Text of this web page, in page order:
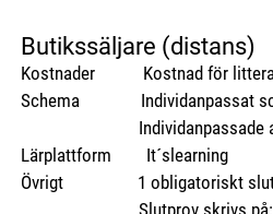
Butikssäljare (distans)
Kostnader Kostnad för
Schema Individanpassat
Individanpassade
Lärplattform It´slearning
Övrigt 1 obligatoriskt